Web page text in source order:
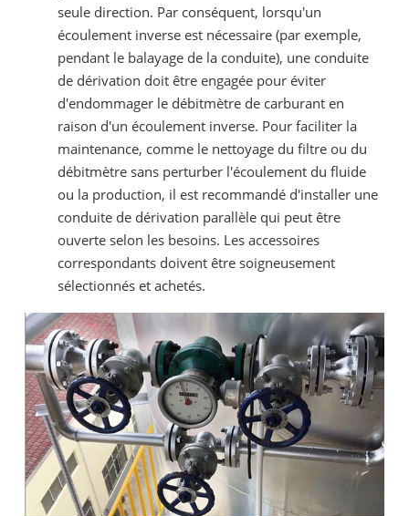
seule direction. Par conséquent, lorsqu'un
écoulement inverse est nécessaire (par exemple,
pendant le balayage de la conduite), une conduite
de dérivation doit être engagée pour éviter
d'endommager le débitmètre de carburant en
raison d'un écoulement inverse. Pour faciliter la
maintenance, comme le nettoyage du filtre ou du
débitmètre sans perturber l'écoulement du fluide
ou la production, il est recommandé d'installer une
conduite de dérivation parallèle qui peut être
ouverte selon les besoins. Les accessoires
correspondants doivent être soigneusement
sélectionnés et achetés.